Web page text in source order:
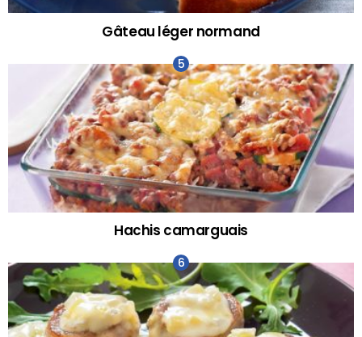
Gâteau léger normand
Hachis camarguais